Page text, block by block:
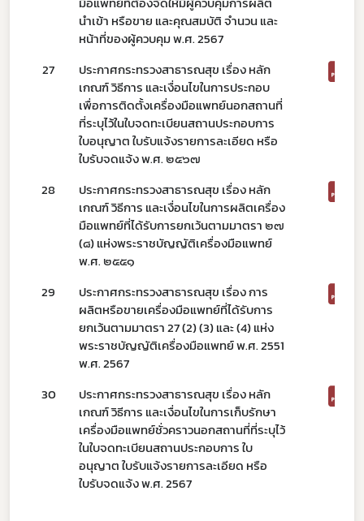
นำเข้า หรือขาย และคุณสมบัติ จำนวน และ
หน้าที่ของผู้ควบคุม พ.ศ. 2567
27
ประกาศกระทรวงสาธารณสุข เรื่อง หลัก
เกณฑ์ วิธีการ และเงื่อนไขในการประกอบ
เพื่อการติดตั้งเครื่องมือแพทย์นอกสถานที่
ที่ระบุไว้ในใบจดทะเบียนสถานประกอบการ
ใบอนุญาต ใบรับแจ้งรายการละเอียด หรือ
ใบรับจดแจ้ง พ.ศ. ๒๕๖๗
28
ประกาศกระทรวงสาธารณสุข เรื่อง หลัก
เกณฑ์ วิธีการ และเงื่อนไขในการผลิตเครื่อง
มือแพทย์ที่ได้รับการยกเว้นตามมาตรา ๒๗
(๘) แห่งพระราชบัญญัติเครื่องมือแพทย์
พ.ศ. ๒๕๕๑
29
ประกาศกระทรวงสาธารณสุข เรื่อง การ
ผลิตหรือขายเครื่องมือแพทย์ที่ได้รับการ
ยกเว้นตามมาตรา 27 (2) (3) และ (4) แห่ง
พระราชบัญญัติเครื่องมือแพทย์ พ.ศ. 2551
พ.ศ. 2567
30
ประกาศกระทรวงสาธารณสุข เรื่อง หลัก
เกณฑ์ วิธีการ และเงื่อนไขในการเก็บรักษา
เครื่องมือแพทย์ชั่วคราวนอกสถานที่ที่ระบุไว้
ในใบจดทะเบียนสถานประกอบการ ใบ
อนุญาต ใบรับแจ้งรายการละเอียด หรือ
ใบรับจดแจ้ง พ.ศ. 2567
ข่าวประชาสัมพันธ์ทั่วไป